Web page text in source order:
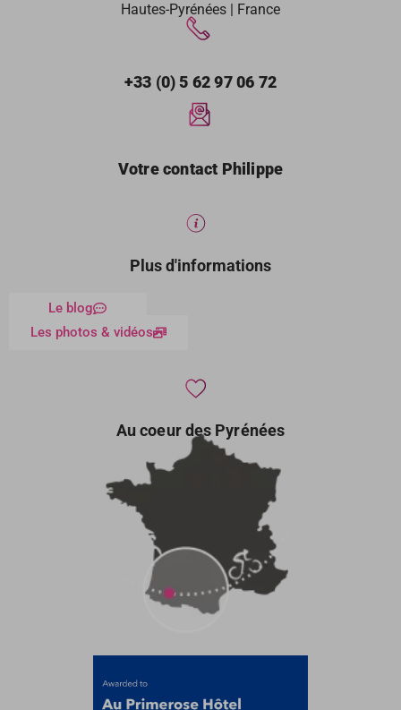
Hautes-Pyrénées | France
+33 (0) 5 62 97 06 72
Votre contact Philippe
Plus d'informations
Le blog
Les photos & vidéos
Au coeur des Pyrénées